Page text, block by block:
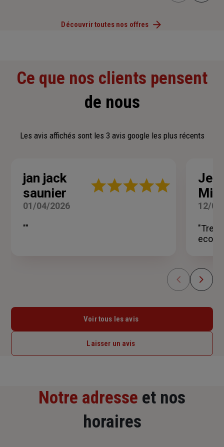
Découvrir toutes nos offres
Ce que nos clients pensent
de nous
Les avis affichés sont les 3 avis google les plus récents
jan jack
saunier
Note
01/04/2026
""
12/
"Tres
Voir tous les avis
Laisser un avis
Notre adresse et nos
horaires